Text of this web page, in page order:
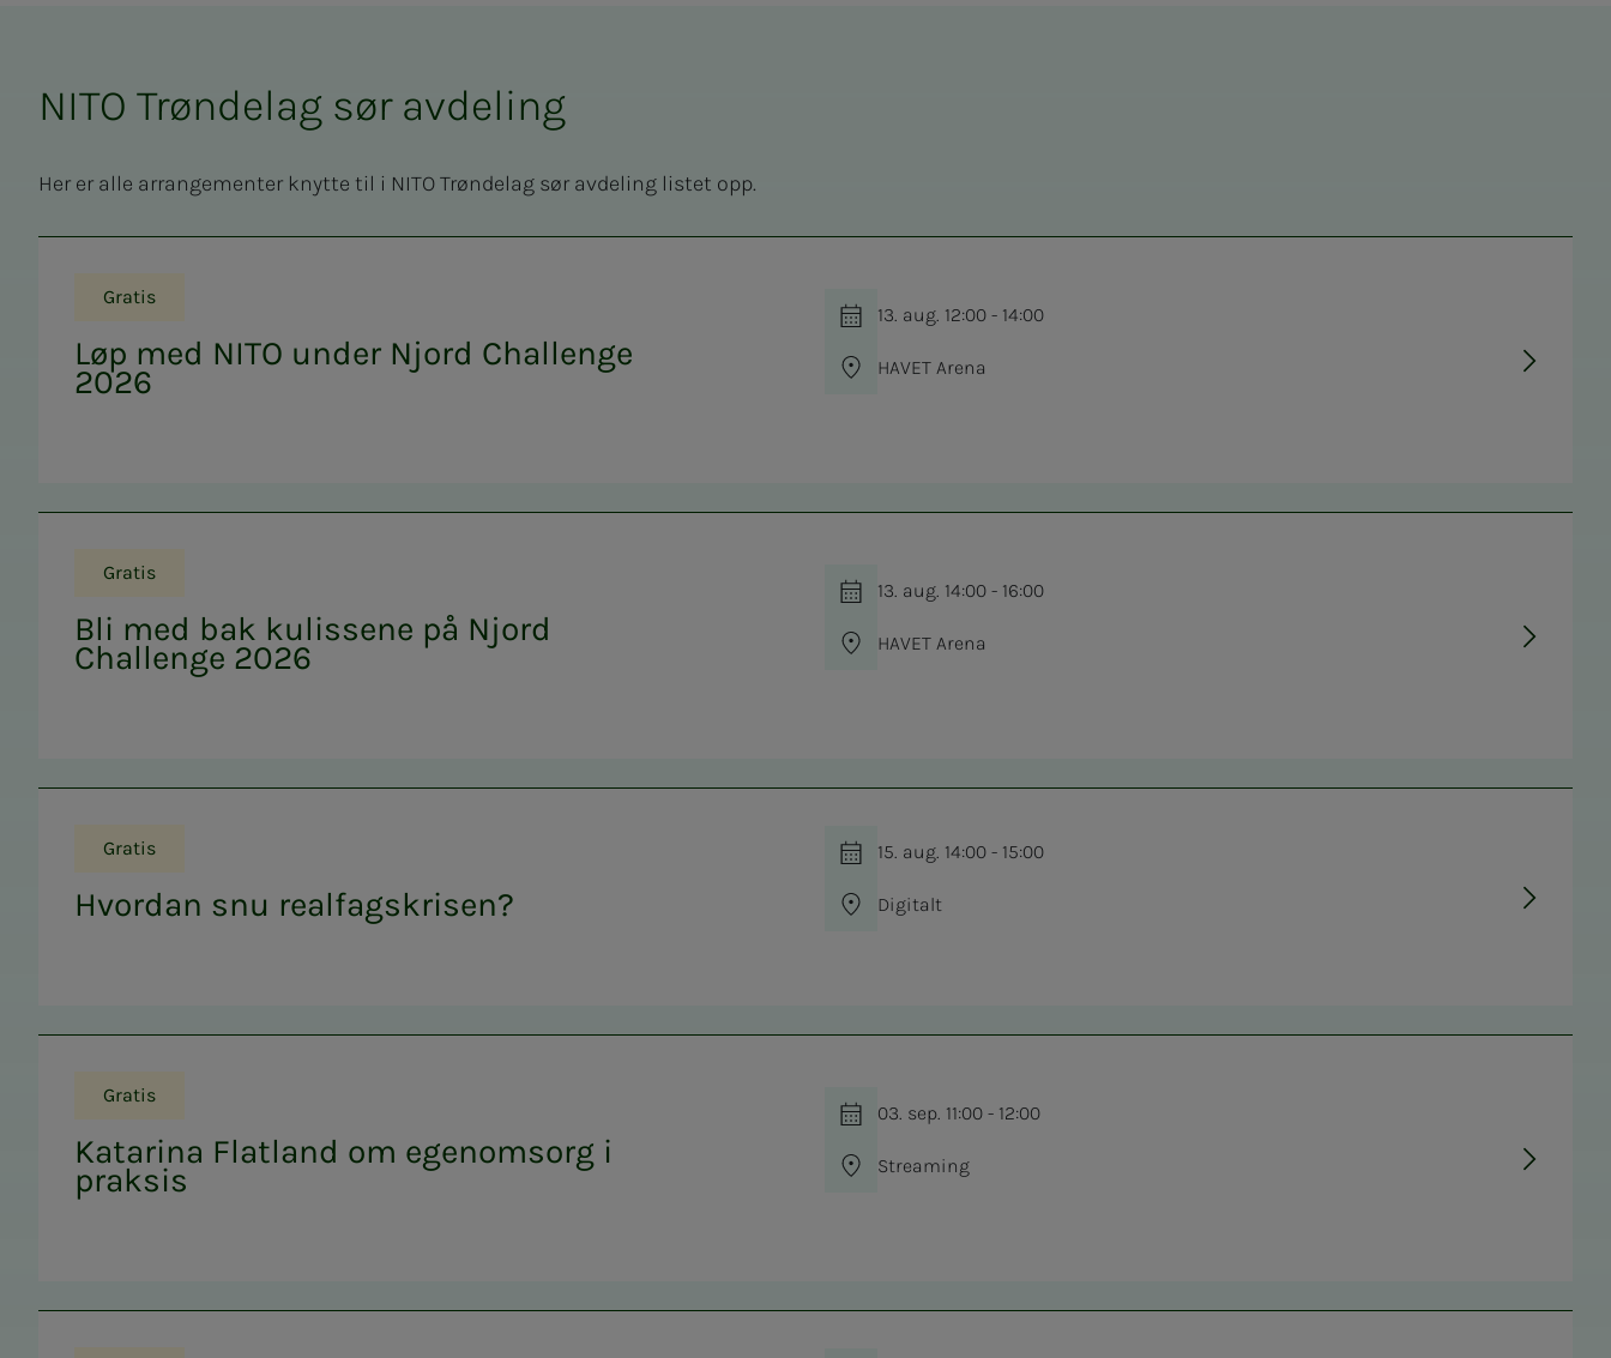
NITO Trøndelag sør avdeling
Her er alle arrangementer knytte til i NITO Trøndelag sør avdeling listet opp.
Gratis
Løp med NITO under Njord Challenge
2026
13. aug. 12:00 - 14:00
HAVET Arena
Gratis
Bli med bak kulissene på Njord
Challenge 2026
13. aug. 14:00 - 16:00
HAVET Arena
Gratis
Hvordan snu realfagskrisen?
15. aug. 14:00 - 15:00
Digitalt
Gratis
Katarina Flatland om egenomsorg i
praksis
03. sep. 11:00 - 12:00
Streaming